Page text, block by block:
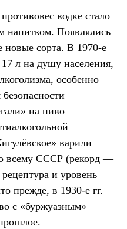
водке стало
напитком. Появлялись
новые сорта. В 1970-е
л на душу населения,
особенно
на пиво
варили
всему СССР (рекорд —
и уровень
прежде, в 1930-е гг.
с «буржуазным»